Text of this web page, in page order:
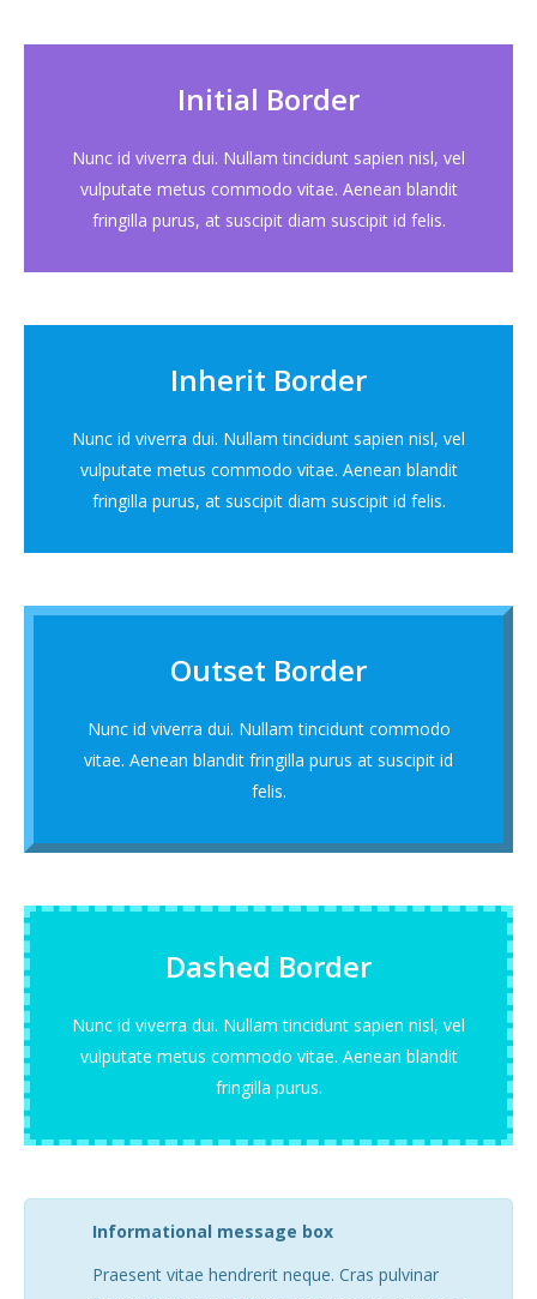
Initial Border
Nunc id viverra dui. Nullam tincidunt sapien nisl, vel
vulputate metus commodo vitae. Aenean blandit
fringilla purus, at suscipit diam suscipit id felis.
Inherit Border
Nunc id viverra dui. Nullam tincidunt sapien nisl, vel
vulputate metus commodo vitae. Aenean blandit
fringilla purus, at suscipit diam suscipit id felis.
Outset Border
Nunc id viverra dui. Nullam tincidunt commodo
vitae. Aenean blandit fringilla purus at suscipit id
felis.
Dashed Border
Nunc id viverra dui. Nullam tincidunt sapien nisl, vel
vulputate metus commodo vitae. Aenean blandit
fringilla purus.
Informational message box
Praesent vitae hendrerit neque. Cras pulvinar